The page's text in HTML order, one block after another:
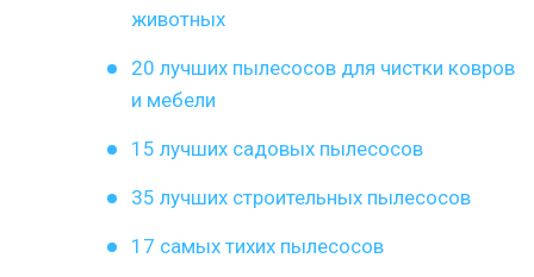
животных
20 лучших пылесосов для чистки ковров
и мебели
15 лучших садовых пылесосов
35 лучших строительных пылесосов
17 самых тихих пылесосов